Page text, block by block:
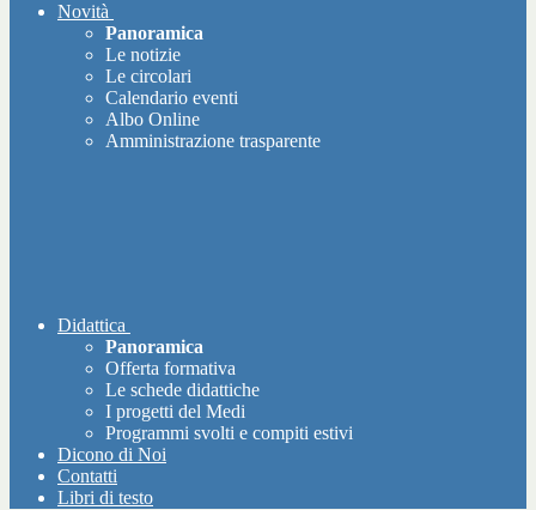
Novità
Panoramica
Le notizie
Le circolari
Calendario eventi
Albo Online
Amministrazione trasparente
Didattica
Panoramica
Offerta formativa
Le schede didattiche
I progetti del Medi
Programmi svolti e compiti estivi
Dicono di Noi
Contatti
Libri di testo